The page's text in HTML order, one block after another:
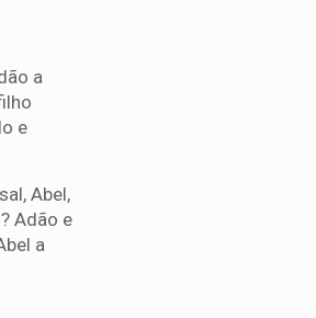
a
e
Abel,
Adão e
a